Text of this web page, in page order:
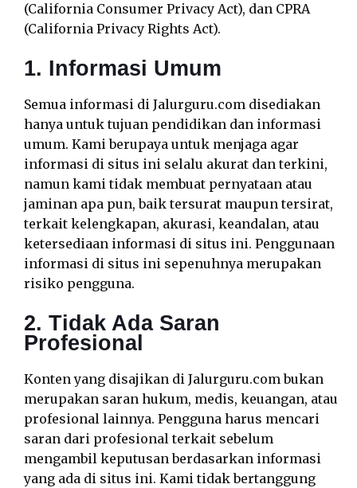
(California Consumer Privacy Act), dan CPRA
(California Privacy Rights Act).
1. Informasi Umum
Semua informasi di Jalurguru.com disediakan
hanya untuk tujuan pendidikan dan informasi
umum. Kami berupaya untuk menjaga agar
informasi di situs ini selalu akurat dan terkini,
namun kami tidak membuat pernyataan atau
jaminan apa pun, baik tersurat maupun tersirat,
terkait kelengkapan, akurasi, keandalan, atau
ketersediaan informasi di situs ini. Penggunaan
informasi di situs ini sepenuhnya merupakan
risiko pengguna.
2. Tidak Ada Saran
Profesional
Konten yang disajikan di Jalurguru.com bukan
merupakan saran hukum, medis, keuangan, atau
profesional lainnya. Pengguna harus mencari
saran dari profesional terkait sebelum
mengambil keputusan berdasarkan informasi
yang ada di situs ini. Kami tidak bertanggung